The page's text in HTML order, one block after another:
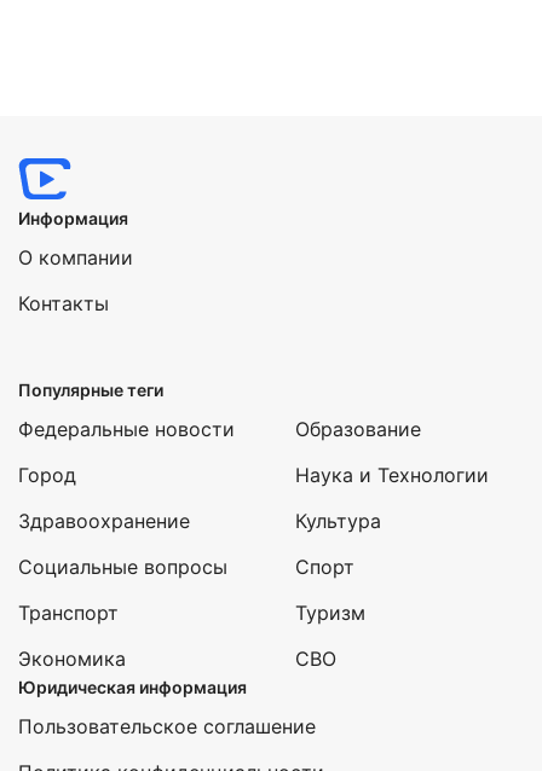
Информация
О компании
Контакты
Популярные теги
Федеральные новости
Город
Здравоохранение
Социальные вопросы
Транспорт
Экономика
Образование
Наука и Технологии
Культура
Спорт
Туризм
СВО
Юридическая информация
Пользовательское соглашение